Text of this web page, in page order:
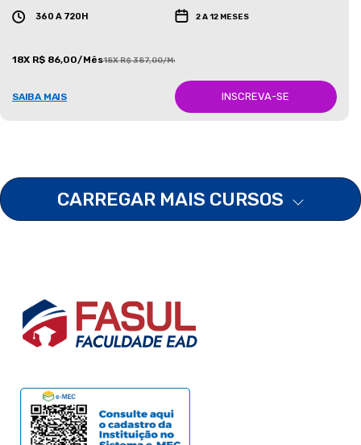
360 A 720H 2 A 12 MESES
18X R$ 86,00/Mês18X R$ 387,00/Mês
SAIBA MAIS INSCREVA-SE
CARREGAR MAIS CURSOS